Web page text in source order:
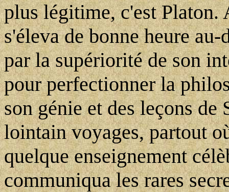
plus légitime, c'est
s'éleva de bonne heure
par la supériorité de son
pour perfectionner la
son génie et des leçons
lointain voyages, partout
quelque enseignement
communiqua les rares